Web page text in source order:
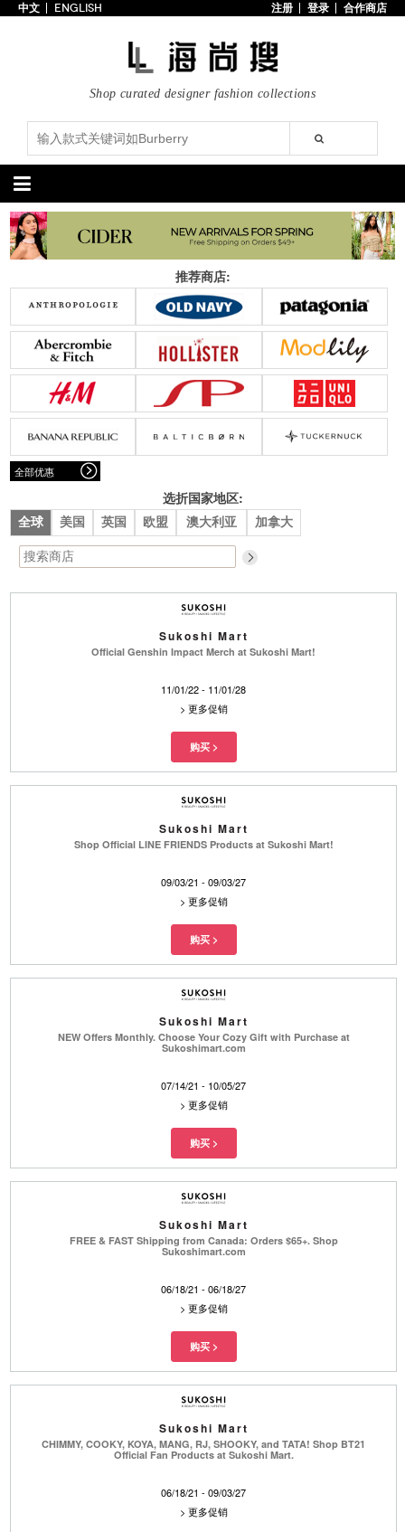
专辑
博客
上线新款
100美元以下
分类精选
包袋
手提包
手拿包
购物包
肩挎包
斜挎包
背包
上架新款
$100以下
$200以下
折扣
鞋履
高跟鞋
凉鞋
靴子
楔形鞋
平底鞋
休闲鞋
上架新款
$100以下
$200以下
折扣
腰带
围巾
小包
手表/珠宝
上架新款
$100以下
服装
连衣裙
裙子
上衣/毛线衣
上架新款
折扣
流行系列
著名品牌
流行品牌
新潮别致
悠闲运动
中文 ENGLISH 注册 登录 合作商店
Shop curated designer fashion collections
推荐商店:
全部优惠
选折国家地区:
全球 美国 英国 欧盟 澳大利亚 加拿大
Sukoshi Mart
Official Genshin Impact Merch at Sukoshi Mart!
11/01/22 - 11/01/28
> 更多促销
Sukoshi Mart
Shop Official LINE FRIENDS Products at Sukoshi Mart!
09/03/21 - 09/03/27
> 更多促销
Sukoshi Mart
NEW Offers Monthly. Choose Your Cozy Gift with Purchase at
Sukoshimart.com
07/14/21 - 10/05/27
> 更多促销
Sukoshi Mart
FREE & FAST Shipping from Canada: Orders $65+. Shop
Sukoshimart.com
06/18/21 - 06/18/27
> 更多促销
Sukoshi Mart
CHIMMY, COOKY, KOYA, MANG, RJ, SHOOKY, and TATA! Shop BT21
Official Fan Products at Sukoshi Mart.
06/18/21 - 09/03/27
> 更多促销